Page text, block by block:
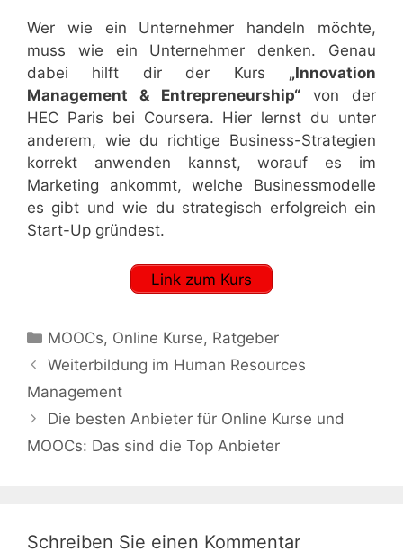
Wer wie ein Unternehmer handeln möchte,
muss wie ein Unternehmer denken. Genau
dabei hilft dir der Kurs „Innovation
Management & Entrepreneurship“ von der
HEC Paris bei Coursera. Hier lernst du unter
anderem, wie du richtige Business-Strategien
korrekt anwenden kannst, worauf es im
Marketing ankommt, welche Businessmodelle
es gibt und wie du strategisch erfolgreich ein
Start-Up gründest.
Link zum Kurs
Kategorien
MOOCs, Online Kurse, Ratgeber
Weiterbildung im Human Resources
Management
Die besten Anbieter für Online Kurse und
MOOCs: Das sind die Top Anbieter
Schreiben Sie einen Kommentar